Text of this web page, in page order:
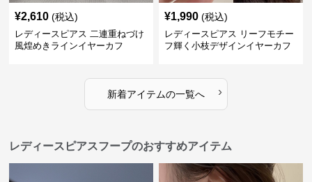
¥2,610 (税込)
レディースピアス 二連重ねづけ
風煌めきラインイヤーカフ
¥1,990 (税込)
レディースピアス リーフモチー
フ輝く小枝デザインイヤーカフ
新着アイテムの一覧へ ›
レディースピアスフープのおすすめアイテム